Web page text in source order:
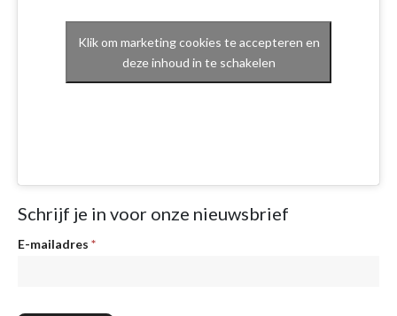
Klik om marketing cookies te accepteren en
deze inhoud in te schakelen
Schrijf je in voor onze nieuwsbrief
Nieuwsbrief
E-mailadres *